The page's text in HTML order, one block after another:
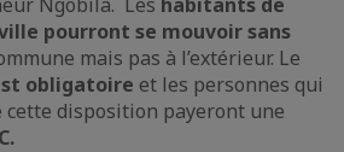
pourront se mouvoir sans
mais pas à l’extérieur. Le
obligatoire et les personnes qui
cette disposition payeront une